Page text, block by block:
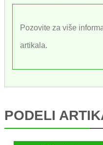
Pozovite za više
artikala.
PODELI